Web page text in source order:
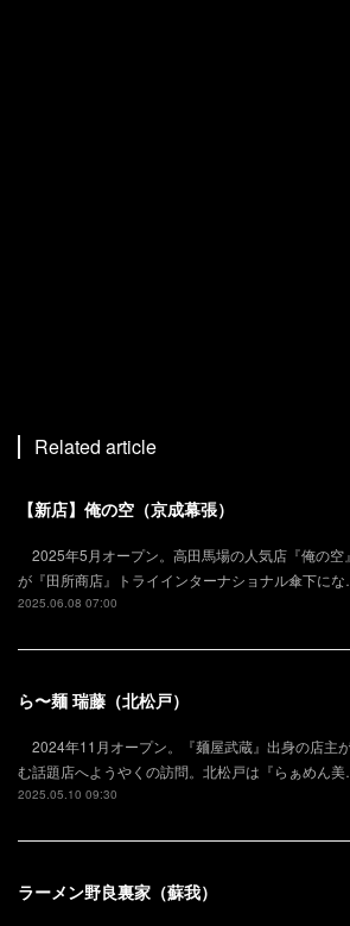
Related article
【新店】俺の空（京成幕張）
2025年5月オープン。高田馬場の人気店『俺の空』
が『田所商店』トライインターナショナル傘下に
2025.06.08 07:00
ら〜麺 瑞藤（北松戸）
2024年11月オープン。『麺屋武蔵』出身の店主
む話題店へようやくの訪問。北松戸は『らぁめん
2025.05.10 09:30
ラーメン野良裏家（蘇我）